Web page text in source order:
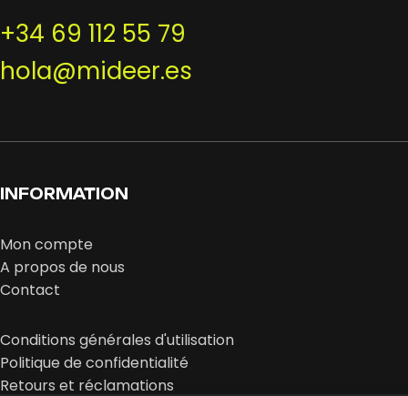
+34 69 112 55 79
hola@mideer.es
INFORMATION
Mon compte
A propos de nous
Contact
Conditions générales d'utilisation
Politique de confidentialité
Retours et réclamations